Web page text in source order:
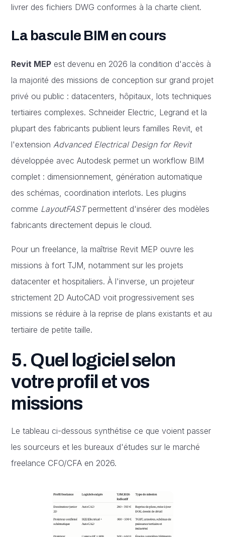
livrer des fichiers DWG conformes à la charte client.
La bascule BIM en cours
Revit MEP est devenu en 2026 la condition d'accès à
la majorité des missions de conception sur grand projet
privé ou public : datacenters, hôpitaux, lots techniques
tertiaires complexes. Schneider Electric, Legrand et la
plupart des fabricants publient leurs familles Revit, et
l'extension Advanced Electrical Design for Revit
développée avec Autodesk permet un workflow BIM
complet : dimensionnement, génération automatique
des schémas, coordination interlots. Les plugins
comme LayoutFASTpermettent d'insérer des modèles
fabricants directement depuis le cloud.
Pour un freelance, la maîtrise Revit MEP ouvre les
missions à fort TJM, notamment sur les projets
datacenter et hospitaliers. À l'inverse, un projeteur
strictement 2D AutoCAD voit progressivement ses
missions se réduire à la reprise de plans existants et au
tertiaire de petite taille.
5. Quel logiciel selon
votre profil et vos
missions
Le tableau ci-dessous synthétise ce que voient passer
les sourceurs et les bureaux d'études sur le marché
freelance CFO/CFA en 2026.